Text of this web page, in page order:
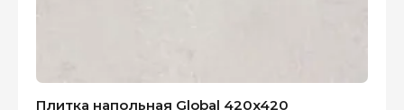
Плитка напольная Global 420x420